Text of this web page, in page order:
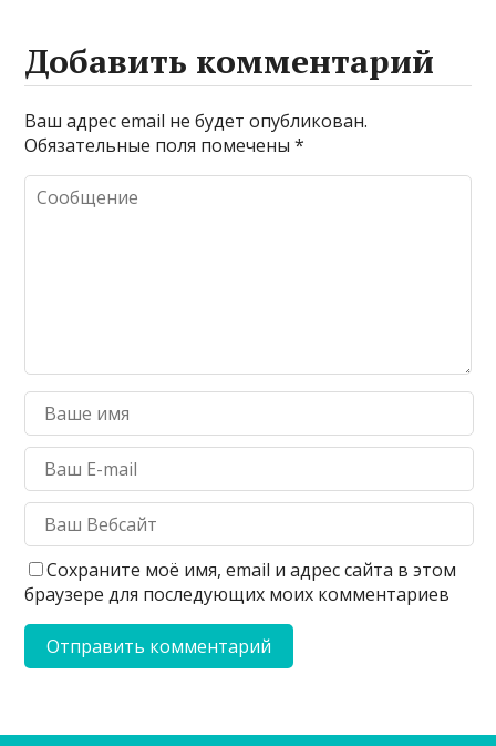
Добавить комментарий
Ваш адрес email не будет опубликован.
Обязательные поля помечены*
Сохраните моё имя, email и адрес сайта в этом
браузере для последующих моих комментариев